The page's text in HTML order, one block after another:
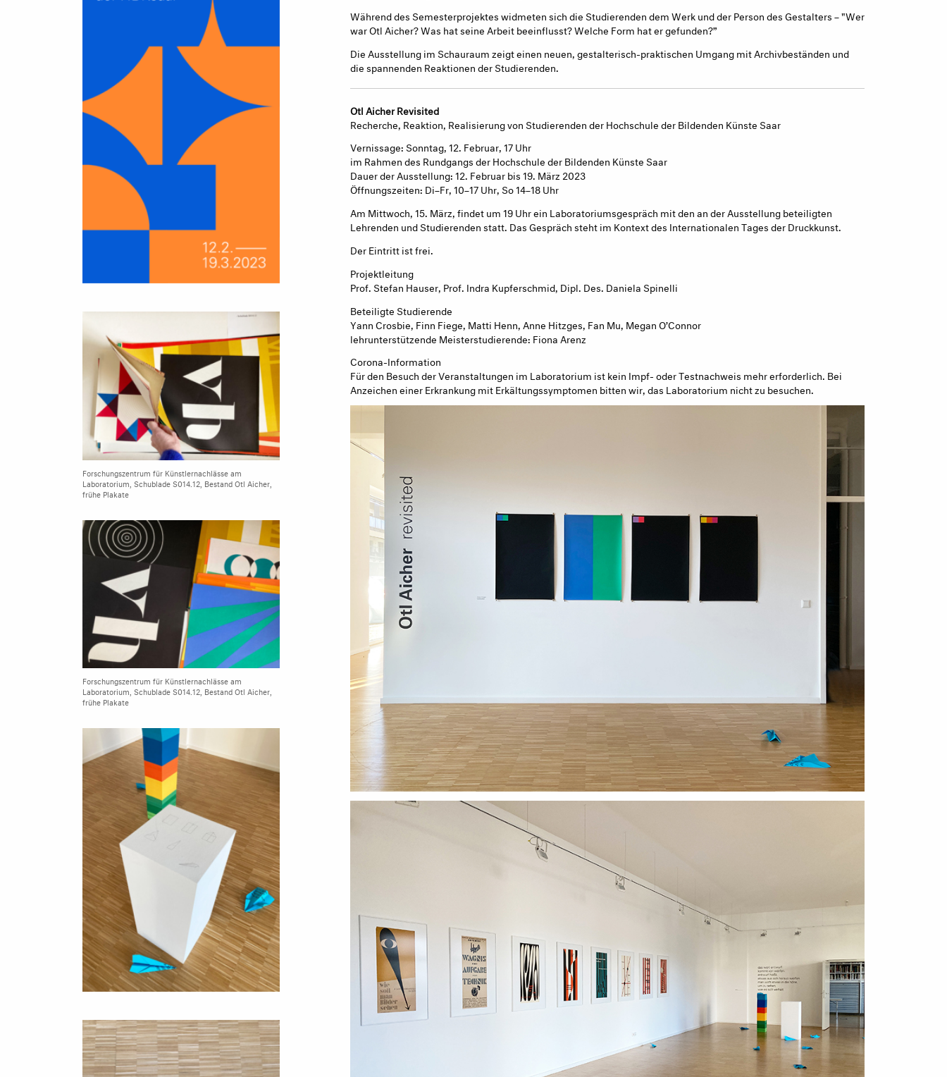
Forschungszentrum für Künstlernachlässe am
Laboratorium, Schublade S014.12, Bestand Otl Aicher,
frühe Plakate
Forschungszentrum für Künstlernachlässe am
Laboratorium, Schublade S014.12, Bestand Otl Aicher,
frühe Plakate
Während des Semesterprojektes widmeten sich die Studierenden dem Werk und der Person des Gestalters – "Wer
war Otl Aicher? Was hat seine Arbeit beeinflusst? Welche Form hat er gefunden?”
Die Ausstellung im Schauraum zeigt einen neuen, gestalterisch-praktischen Umgang mit Archivbeständen und
die spannenden Reaktionen der Studierenden.
Otl Aicher Revisited
Recherche, Reaktion, Realisierung von Studierenden der Hochschule der Bildenden Künste Saar
Vernissage: Sonntag, 12. Februar, 17 Uhr
im Rahmen des Rundgangs der Hochschule der Bildenden Künste Saar
Dauer der Ausstellung: 12. Februar bis 19. März 2023
Öffnungszeiten: Di–Fr, 10–17 Uhr, So 14–18 Uhr
Am Mittwoch, 15. März, findet um 19 Uhr ein Laboratoriumsgespräch mit den an der Ausstellung beteiligten
Lehrenden und Studierenden statt. Das Gespräch steht im Kontext des Internationalen Tages der Druckkunst.
Der Eintritt ist frei.
Projektleitung
Prof. Stefan Hauser, Prof. Indra Kupferschmid, Dipl. Des. Daniela Spinelli
Beteiligte Studierende
Yann Crosbie, Finn Fiege, Matti Henn, Anne Hitzges, Fan Mu, Megan O’Connor
lehrunterstützende Meisterstudierende: Fiona Arenz
Corona-Information
Für den Besuch der Veranstaltungen im Laboratorium ist kein Impf- oder Testnachweis mehr erforderlich. Bei
Anzeichen einer Erkrankung mit Erkältungssymptomen bitten wir, das Laboratorium nicht zu besuchen.